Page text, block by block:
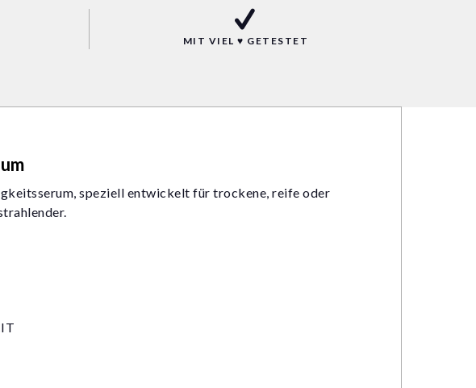
MIT VIEL ♥ GETESTET
speziell entwickelt für trockene, reife oder